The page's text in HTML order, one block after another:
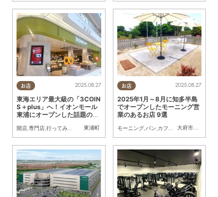
お店
東浦町
2025.08.27
東海エリア最大級の「3COIN
S＋plus」へ！イオンモール
東浦にオープンした話題の最
開店,専門店,行ってみたレポ ,親子,おひとりさま,友人,ワンコイン
お店
大府市
,知多市
2025.08.27
2025年1月～8月に知多半島
でオープンしたモーニング営
業のあるお店 9選
モーニング,パン,カフェ スイーツ,開店